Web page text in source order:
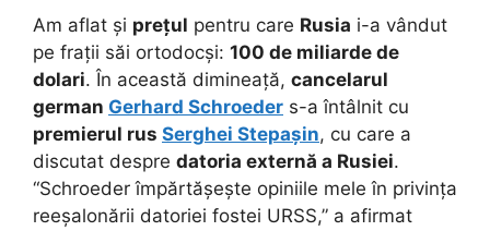
Am aflat și prețul pentru care Rusia i-a vândut
pe frații săi ortodocși: 100 de miliarde de
dolari. În această dimineață, cancelarul
german Gerhard Schroeder s-a întâlnit cu
premierul rus Serghei Stepașin, cu care a
discutat despre datoria externă a Rusiei.
“Schroeder împărtășește opiniile mele în privința
reeșalonării datoriei fostei URSS,” a afirmat